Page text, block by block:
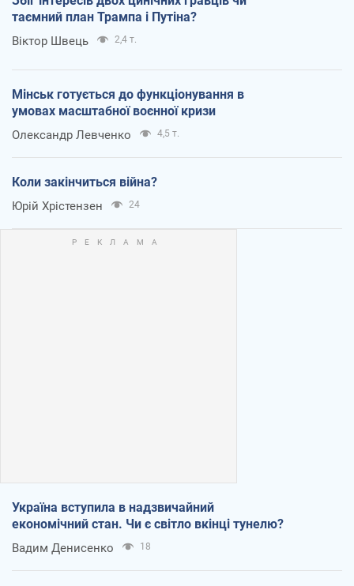
таємний план Трампа і Путіна?
Віктор Швець 2,4 т.
Мінськ готується до функціонування в
умовах масштабної воєнної кризи
Олександр Левченко 4,5 т.
Коли закінчиться війна?
Юрій Хрістензен 24
Україна вступила в надзвичайний
економічний стан. Чи є світло вкінці тунелю?
Вадим Денисенко 18